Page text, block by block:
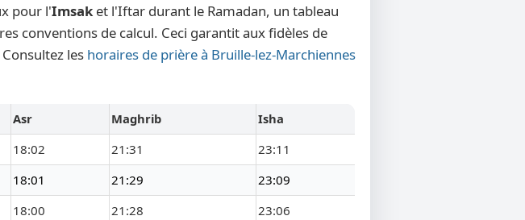
pour l'Imsak et l'Iftar durant le Ramadan, un tableau
conventions de calcul. Ceci garantit aux fidèles de
les horaires de prière à Bruille-lez-Marchiennes
Asr Maghrib
Isha
18:02 21:31
23:11
18:01 21:29
23:09
18:00 21:28
23:06